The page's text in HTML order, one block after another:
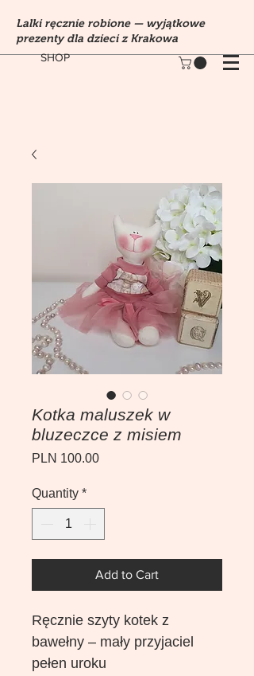
SHOP
Lalki ręcznie robione — wyjątkowe
prezenty dla dzieci z Krakowa
Kotka maluszek w
bluzeczce z misiem
PLN 100.00Price
Quantity *
Add to Cart
Ręcznie szyty kotek z
bawełny – mały przyjaciel
pełen uroku